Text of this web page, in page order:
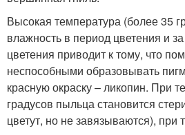
Высокая температура (более 35
влажность в период цветения и
цветения приводит к тому, что
неспособными образовывать
красную окраску – ликопин. При
градусов пыльца становится
цветут, но не завязываются),